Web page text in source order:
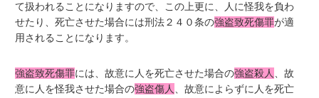
て扱われることになりますので、この上更に、人に怪我を負わ
せたり、死亡させた場合には刑法２４０条の強盗致死傷罪が適
用されることになります。
強盗致死傷罪には、故意に人を死亡させた場合の強盗殺人、故
意に人を怪我させた場合の強盗傷人、故意によらずに人を死亡